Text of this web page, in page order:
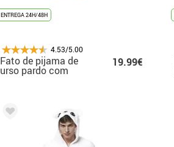
ENTREGA 24H/48H
4.53/5.00
Fato de pijama de
urso pardo com
capuz para menino
19.99€